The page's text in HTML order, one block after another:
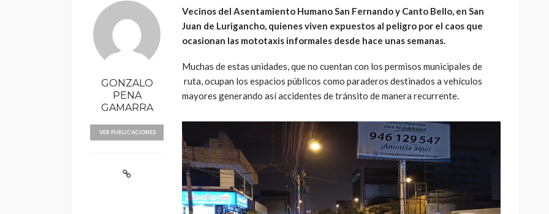
Vecinos del Asentamiento Humano San Fernando y Canto Bello, en San
Juan de Lurigancho, quienes viven expuestos al peligro por el caos que
ocasionan las mototaxis informales desde hace unas semanas.
Muchas de estas unidades, que no cuentan con los permisos municipales de
ruta, ocupan los espacios públicos como paraderos destinados a vehículos
mayores generando así accidentes de tránsito de manera recurrente.
GONZALO
PENA
GAMARRA
VER PUBLICACIONES